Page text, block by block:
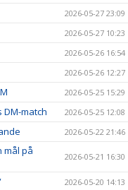
2026-05-27 23:09
2026-05-27 10:23
2026-05-26 16:54
2026-05-26 12:27
2026-05-25 15:29
match 2026-05-25 12:08
2026-05-22 21:46
mål på
2026-05-21 16:30
2026-05-20 14:13